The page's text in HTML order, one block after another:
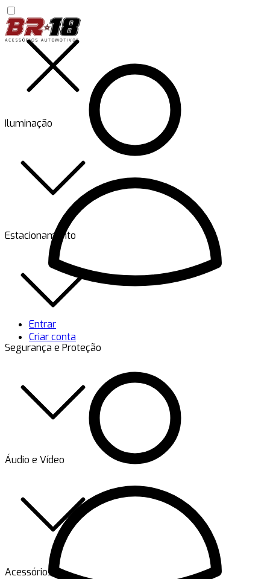
Iluminação
Estacionamento
Segurança e Proteção
Áudio e Vídeo
Acessórios
Entrar
Criar conta